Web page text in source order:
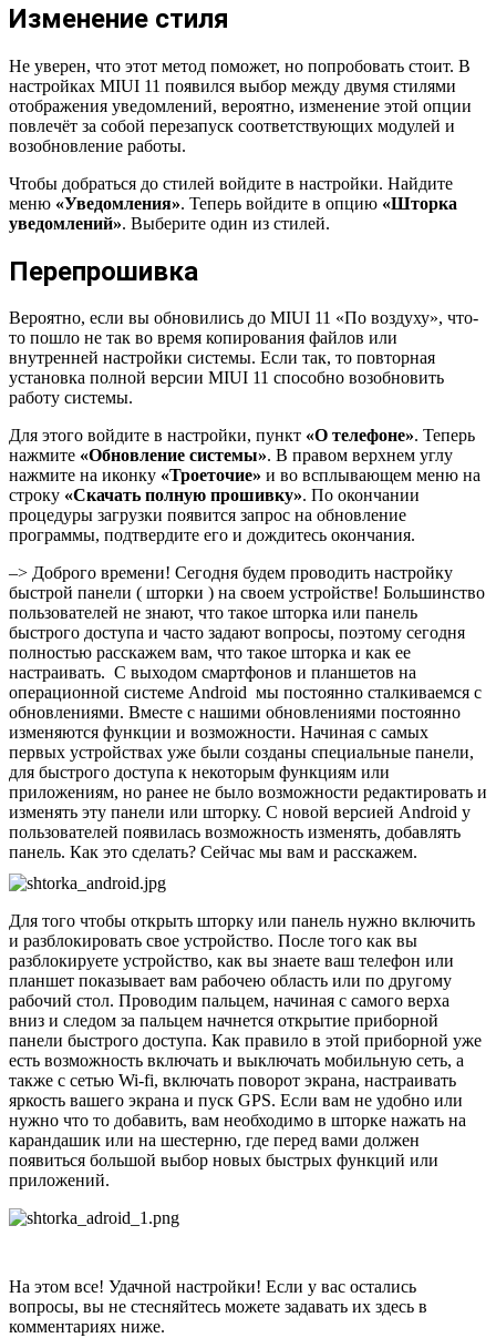
Изменение стиля
Не уверен, что этот метод поможет, но попробовать стоит. В
настройках MIUI 11 появился выбор между двумя стилями
отображения уведомлений, вероятно, изменение этой опции
повлечёт за собой перезапуск соответствующих модулей и
возобновление работы.
Чтобы добраться до стилей войдите в настройки. Найдите
меню «Уведомления». Теперь войдите в опцию «Шторка
уведомлений». Выберите один из стилей.
Перепрошивка
Вероятно, если вы обновились до MIUI 11 «По воздуху», что-
то пошло не так во время копирования файлов или
внутренней настройки системы. Если так, то повторная
установка полной версии MIUI 11 способно возобновить
работу системы.
Для этого войдите в настройки, пункт «О телефоне». Теперь
нажмите «Обновление системы». В правом верхнем углу
нажмите на иконку «Троеточие» и во всплывающем меню на
строку «Скачать полную прошивку». По окончании
процедуры загрузки появится запрос на обновление
программы, подтвердите его и дождитесь окончания.
–> Доброго времени! Сегодня будем проводить настройку
быстрой панели ( шторки ) на своем устройстве! Большинство
пользователей не знают, что такое шторка или панель
быстрого доступа и часто задают вопросы, поэтому сегодня
полностью расскажем вам, что такое шторка и как ее
настраивать. С выходом смартфонов и планшетов на
операционной системе Android мы постоянно сталкиваемся с
обновлениями. Вместе с нашими обновлениями постоянно
изменяются функции и возможности. Начиная с самых
первых устройствах уже были созданы специальные панели,
для быстрого доступа к некоторым функциям или
приложениям, но ранее не было возможности редактировать и
изменять эту панели или шторку. С новой версией Android у
пользователей появилась возможность изменять, добавлять
панель. Как это сделать? Сейчас мы вам и расскажем.
Для того чтобы открыть шторку или панель нужно включить
и разблокировать свое устройство. После того как вы
разблокируете устройство, как вы знаете ваш телефон или
планшет показывает вам рабочею область или по другому
рабочий стол. Проводим пальцем, начиная с самого верха
вниз и следом за пальцем начнется открытие приборной
панели быстрого доступа. Как правило в этой приборной уже
есть возможность включать и выключать мобильную сеть, а
также с сетью Wi-fi, включать поворот экрана, настраивать
яркость вашего экрана и пуск GPS. Если вам не удобно или
нужно что то добавить, вам необходимо в шторке нажать на
карандашик или на шестерню, где перед вами должен
появиться большой выбор новых быстрых функций или
приложений.
На этом все! Удачной настройки! Если у вас остались
вопросы, вы не стесняйтесь можете задавать их здесь в
комментариях ниже.